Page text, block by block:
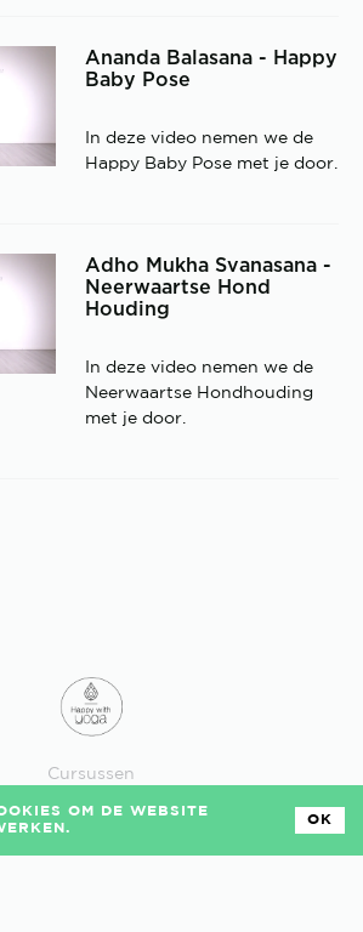
Ananda Balasana - Happy
Baby Pose
In deze video nemen we de
Happy Baby Pose met je door.
Adho Mukha Svanasana -
Neerwaartse Hond
Houding
In deze video nemen we de
Neerwaartse Hondhouding
met je door.
Cursussen
Veelgestelde vragen
voorwaarden
Privacy
OM DE WEBSITE
OK